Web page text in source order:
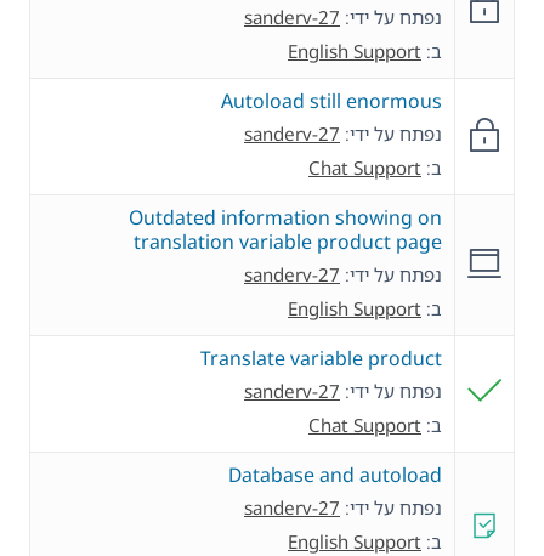
נפתח על ידי: sanderv-27
ב: English Support
Autoload still enormous
נפתח על ידי: sanderv-27
ב: Chat Support
Outdated information showing on
translation variable product page
נפתח על ידי: sanderv-27
ב: English Support
Translate variable product
נפתח על ידי: sanderv-27
ב: Chat Support
Database and autoload
נפתח על ידי: sanderv-27
ב: English Support